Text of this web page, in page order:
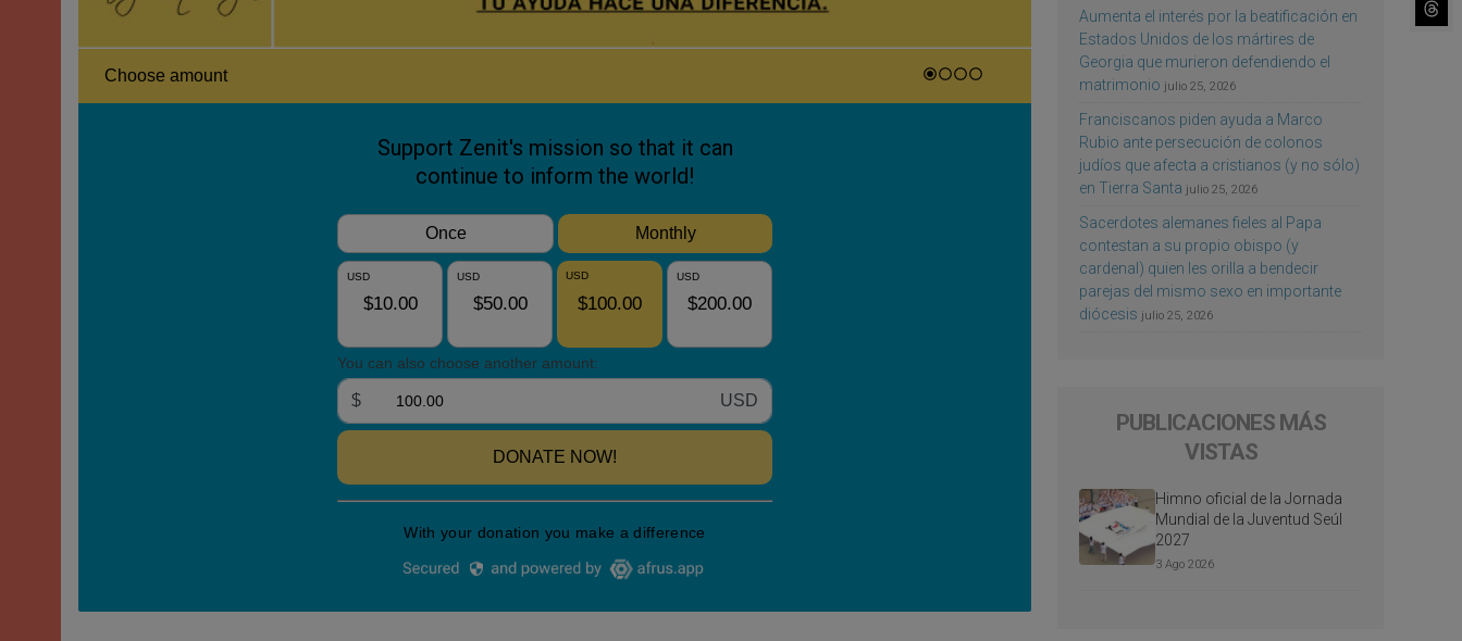
Aumenta el interés por la beatificación en
Estados Unidos de los mártires de
Georgia que murieron defendiendo el
matrimonio julio 25, 2026
Franciscanos piden ayuda a Marco
Rubio ante persecución de colonos
judíos que afecta a cristianos (y no sólo)
en Tierra Santa julio 25, 2026
Sacerdotes alemanes fieles al Papa
contestan a su propio obispo (y
cardenal) quien les orilla a bendecir
parejas del mismo sexo en importante
diócesis julio 25, 2026
PUBLICACIONES MÁS
VISTAS
Himno oficial de la Jornada
Mundial de la Juventud Seúl
2027
3 Ago 2026